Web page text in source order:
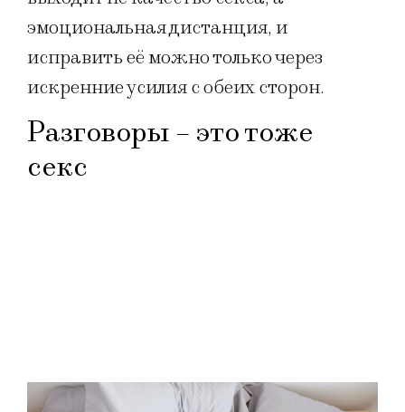
эмоциональная дистанция, и
исправить её можно только через
искренние усилия с обеих сторон.
Разговоры – это тоже
секс